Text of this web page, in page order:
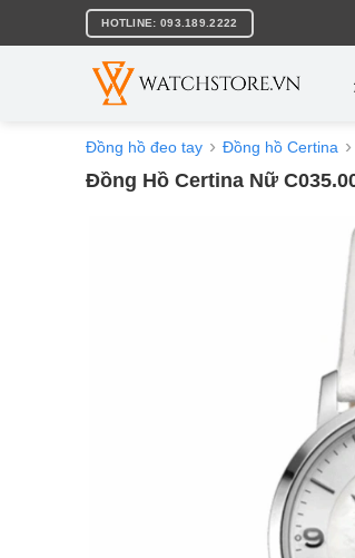
nội
HOTLINE: 093.189.2222
Đồng hồ đeo tay Đồng hồ Certina
Đồng Hồ Certina Nữ